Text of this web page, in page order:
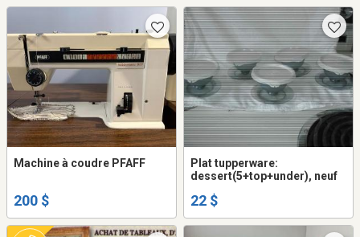
Machine à coudre PFAFF
200 $
Plat tupperware:
dessert(5+top+under), neuf
22 $